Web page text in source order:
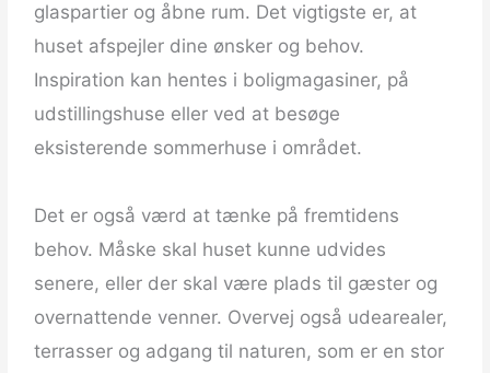
glaspartier og åbne rum. Det vigtigste er, at
huset afspejler dine ønsker og behov.
Inspiration kan hentes i boligmagasiner, på
udstillingshuse eller ved at besøge
eksisterende sommerhuse i området.
Det er også værd at tænke på fremtidens
behov. Måske skal huset kunne udvides
senere, eller der skal være plads til gæster og
overnattende venner. Overvej også udearealer,
terrasser og adgang til naturen, som er en stor